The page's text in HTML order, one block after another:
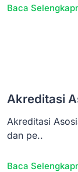
Baca
Akreditasi
Akreditasi
dan pe..
Baca